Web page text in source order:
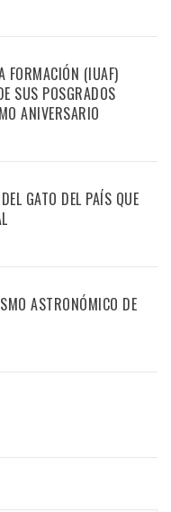
FORMACIÓN (IUAF)
SUS POSGRADOS
ANIVERSARIO
GATO DEL PAÍS QUE
ASTRONÓMICO DE